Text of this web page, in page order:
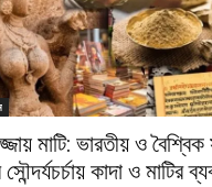
মাটি: ভারতীয় ও
সৌন্দর্যচর্চায় কাদা ও মাটির